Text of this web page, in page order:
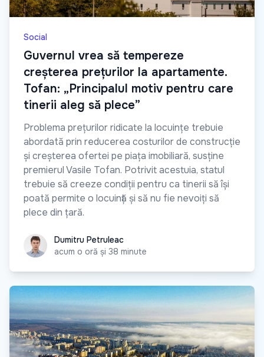
Social
Guvernul vrea să tempereze
creșterea prețurilor la apartamente.
Tofan: „Principalul motiv pentru care
tinerii aleg să plece”
Problema prețurilor ridicate la locuințe trebuie
abordată prin reducerea costurilor de construcție
și creșterea ofertei pe piața imobiliară, susține
premierul Vasile Tofan. Potrivit acestuia, statul
trebuie să creeze condiții pentru ca tinerii să își
poată permite o locuință și să nu fie nevoiți să
plece din țară.
Dumitru Petruleac
Dumitru Petruleac
acum o oră și 38 minute